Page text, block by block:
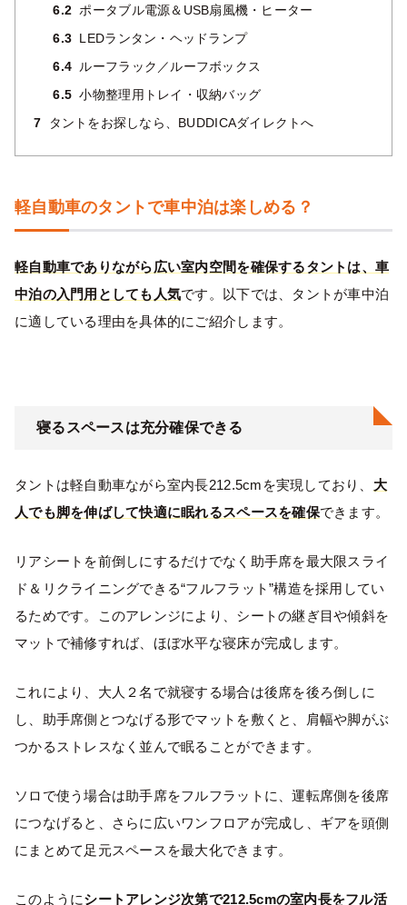
6.2 ポータブル電源＆USB扇風機・ヒーター
6.3 LEDランタン・ヘッドランプ
6.4
ルーフラック／ルーフボックス
6.5 小物整理用トレイ・収納バッグ
7
タントをお探しなら、BUDDICAダイレクトへ
軽自動車のタントで車中泊は楽しめる？
軽自動車でありながら広い室内空間を確保するタントは、車
中泊の入門用としても人気です。以下では、タントが車中泊
に適している理由を具体的にご紹介します。
寝るスペースは充分確保できる
タントは軽自動車ながら室内長212.5cmを実現しており、 大
人でも脚を伸ばして快適に眠れるスペースを確保できます。
リアシートを前倒しにするだけでなく助手席を最大限スライ
ド＆リクライニングできる“フルフラット”構造を採用してい
るためです。このアレンジにより、シートの継ぎ目や傾斜を
マットで補修すれば、ほぼ水平な寝床が完成します。
これにより、大人２名で就寝する場合は後席を後ろ倒しに
し、助手席側とつなげる形でマットを敷くと、肩幅や脚がぶ
つかるストレスなく並んで眠ることができます。
ソロで使う場合は助手席をフルフラットに、運転席側を後席
につなげると、さらに広いワンフロアが完成し、ギアを頭側
にまとめて足元スペースを最大化できます。
このようにシートアレンジ次第で212.5cmの室内長をフル活